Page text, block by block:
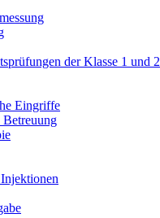
der Klasse 1 und 2
Eingriffe
Betreuung